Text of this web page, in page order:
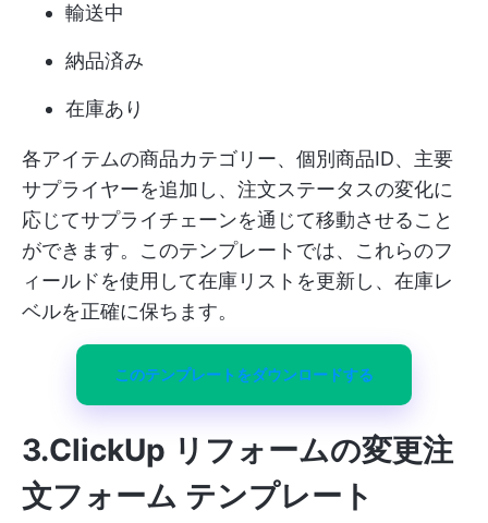
輸送中
納品済み
在庫あり
各アイテムの商品カテゴリー、個別商品ID、主要
サプライヤーを追加し、注文ステータスの変化に
応じてサプライチェーンを通じて移動させること
ができます。このテンプレートでは、これらのフ
ィールドを使用して在庫リストを更新し、在庫レ
ベルを正確に保ちます。
このテンプレートをダウンロードする
3.ClickUp リフォームの変更注
文フォーム テンプレート